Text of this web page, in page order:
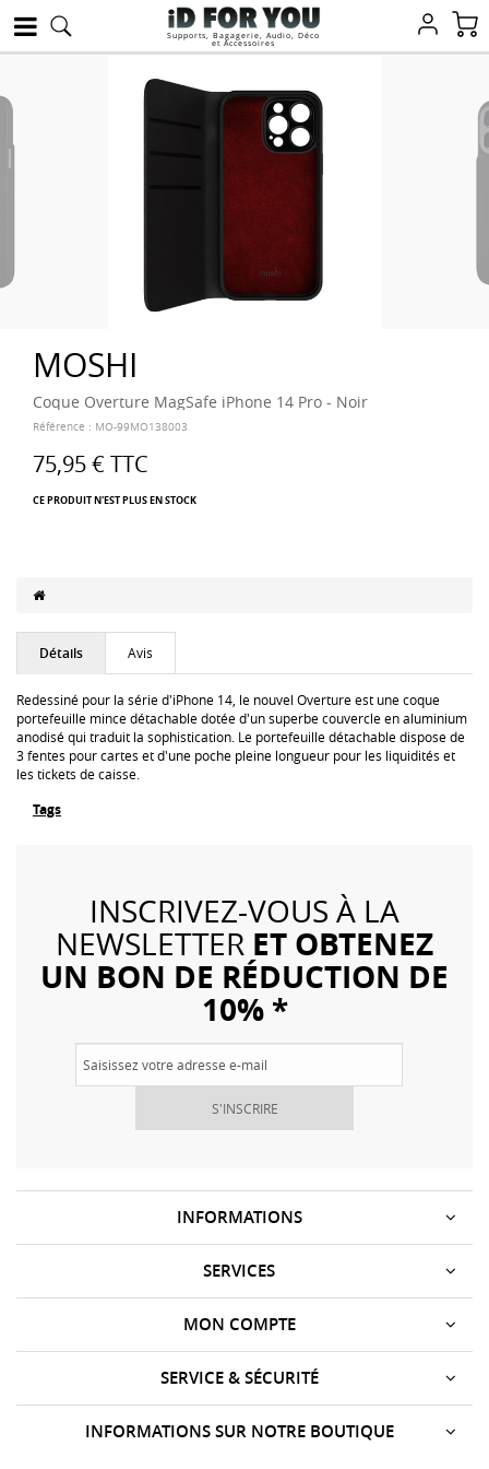
Supports, Bagagerie, Audio, Déco
et Accessoires
MOSHI
Coque Overture MagSafe iPhone 14 Pro - Noir
Référence : MO-99MO138003
75,95 € TTC
CE PRODUIT N'EST PLUS EN STOCK
Détails Avis
Redessiné pour la série d'iPhone 14, le nouvel Overture est une coque
portefeuille mince détachable dotée d'un superbe couvercle en aluminium
anodisé qui traduit la sophistication. Le portefeuille détachable dispose de
3 fentes pour cartes et d'une poche pleine longueur pour les liquidités et
les tickets de caisse.
Tags
INSCRIVEZ-VOUS À LA
NEWSLETTER ET OBTENEZ
UN BON DE RÉDUCTION DE
10% *
S'INSCRIRE
INFORMATIONS
SERVICES
SERVICE & SÉCURITÉ
MON COMPTE
INFORMATIONS SUR NOTRE BOUTIQUE